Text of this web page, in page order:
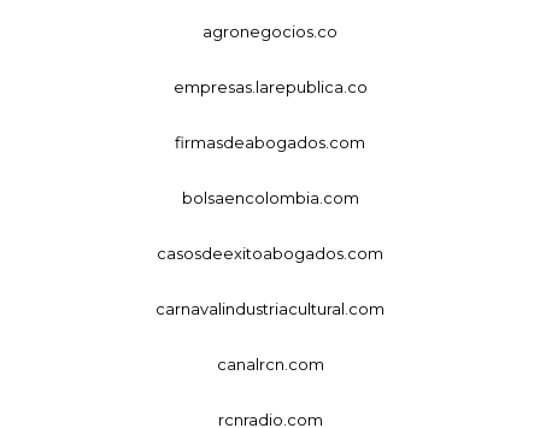
agronegocios.co
empresas.larepublica.co
firmasdeabogados.com
bolsaencolombia.com
casosdeexitoabogados.com
carnavalindustriacultural.com
canalrcn.com
rcnradio.com